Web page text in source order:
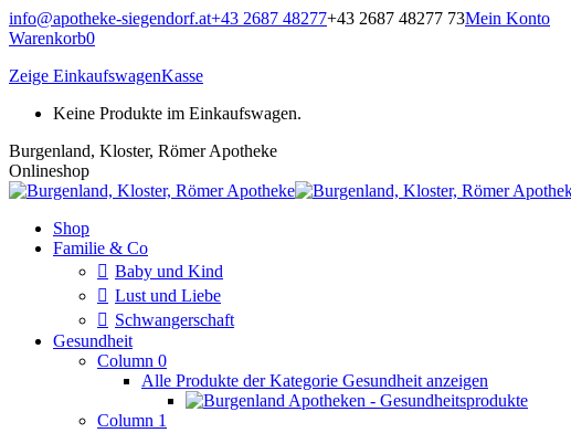
Zum
Inhalt
info@apotheke-siegendorf.at+43 2687 48277+43 2687 48277 73Mein Konto
Warenkorb0
Zeige EinkaufswagenKasse
Keine Produkte im Einkaufswagen.
Burgenland, Kloster, Römer Apotheke
Onlineshop
Shop
Familie & Co
Baby und Kind
Lust und Liebe
Schwangerschaft
Gesundheit
Column 0
Alle Produkte der Kategorie Gesundheit anzeigen
Column 1